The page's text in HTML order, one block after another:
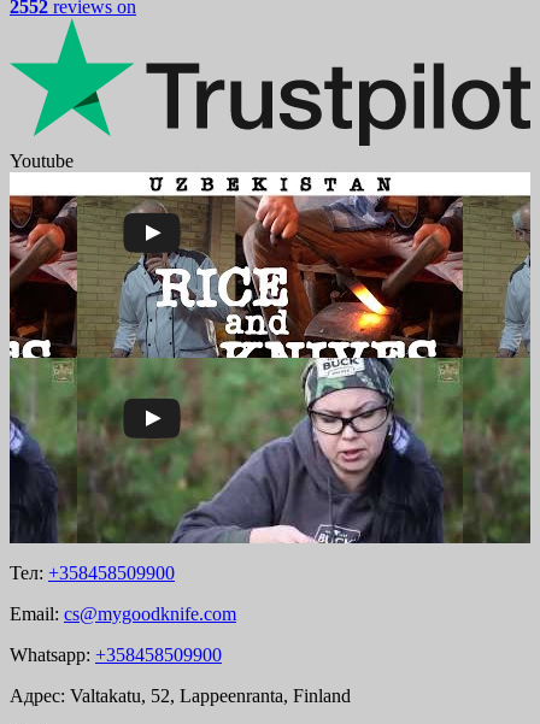
2552 reviews on
Youtube
Тел: +358458509900
Email: cs@mygoodknife.com
Whatsapp: +358458509900
Адрес: Valtakatu, 52, Lappeenranta, Finland